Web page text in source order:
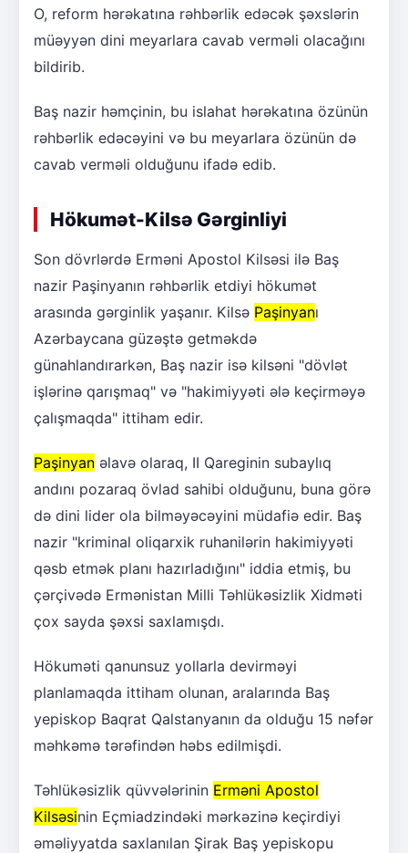
O, reform hərəkatına rəhbərlik edəcək şəxslərin
müəyyən dini meyarlara cavab verməli olacağını
bildirib.
Baş nazir həmçinin, bu islahat hərəkatına özünün
rəhbərlik edəcəyini və bu meyarlara özünün də
cavab verməli olduğunu ifadə edib.
Hökumət-Kilsə Gərginliyi
Son dövrlərdə Erməni Apostol Kilsəsi ilə Baş
nazir Paşinyanın rəhbərlik etdiyi hökumət
arasında gərginlik yaşanır. Kilsə Paşinyanı
Azərbaycana güzəştə getməkdə
günahlandırarkən, Baş nazir isə kilsəni "dövlət
işlərinə qarışmaq" və "hakimiyyəti ələ keçirməyə
çalışmaqda" ittiham edir.
Paşinyan əlavə olaraq, II Qareginin subaylıq
andını pozaraq övlad sahibi olduğunu, buna görə
də dini lider ola bilməyəcəyini müdafiə edir. Baş
nazir "kriminal oliqarxik ruhanilərin hakimiyyəti
qəsb etmək planı hazırladığını" iddia etmiş, bu
çərçivədə Ermənistan Milli Təhlükəsizlik Xidməti
çox sayda şəxsi saxlamışdı.
Hökuməti qanunsuz yollarla devirməyi
planlamaqda ittiham olunan, aralarında Baş
yepiskop Baqrat Qalstanyanın da olduğu 15 nəfər
məhkəmə tərəfindən həbs edilmişdi.
Təhlükəsizlik qüvvələrinin Erməni Apostol
Kilsəsinin Eçmiadzindəki mərkəzinə keçirdiyi
əməliyyatda saxlanılan Şirak Baş yepiskopu